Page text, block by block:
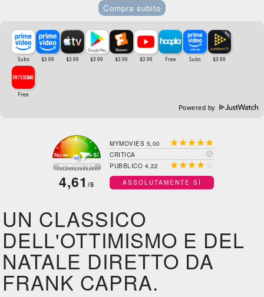
Compra subito
Powered by
4,61 /5
MYMOVIES 5,00 
CRITICA 
PUBBLICO 4,22  
ASSOLUTAMENTE SÌ
UN CLASSICO
DELL'OTTIMISMO E DEL
NATALE DIRETTO DA
FRANK CAPRA.